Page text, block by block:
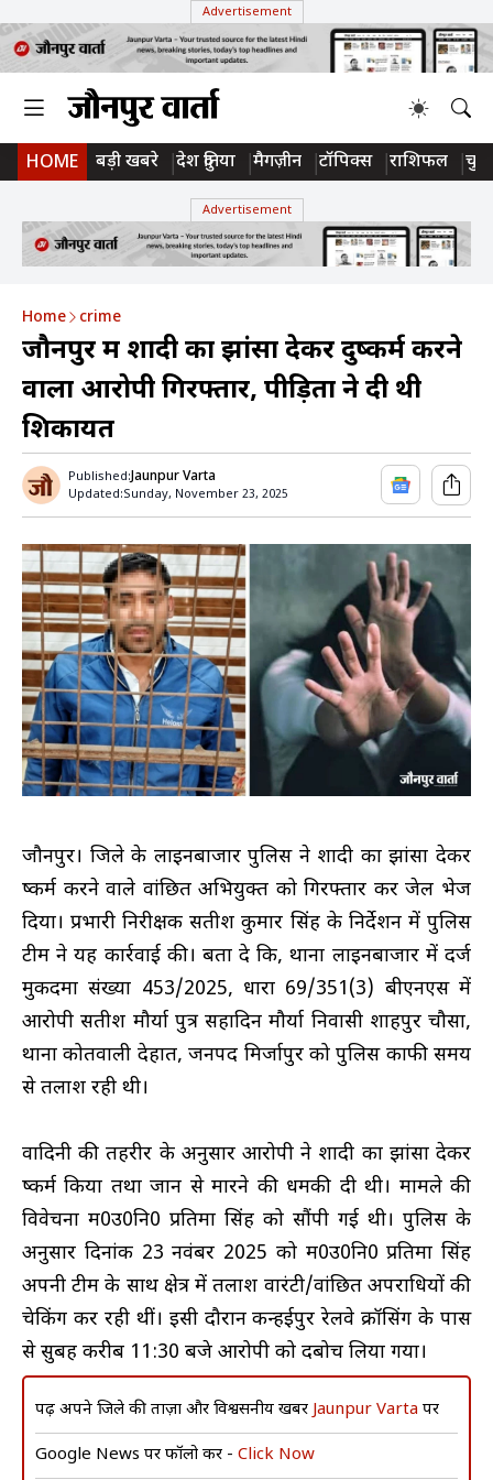
Advertisement
HOME बड़ी खबरे देश दुनिया मैगज़ीन टॉपिक्स राशिफल
Advertisement
Home crime
जौनपुर में शादी का झांसा देकर दुष्कर्म करने
वाला आरोपी गिरफ्तार, पीड़िता ने दी थी
शिकायत
Published:Jaunpur Varta
Updated:Sunday, November 23, 2025
जौनपुर। जिले के लाइनबाजार पुलिस ने शादी का झांसा देकर
दुष्कर्म करने वाले वांछित अभियुक्त को गिरफ्तार कर जेल भेज
दिया। प्रभारी निरीक्षक सतीश कुमार सिंह के निर्देशन में पुलिस
टीम ने यह कार्रवाई की। बता दे कि, थाना लाइनबाजार में दर्ज
मुकदमा संख्या 453/2025, धारा 69/351(3) बीएनएस में
आरोपी सतीश मौर्या पुत्र सहादिन मौर्या निवासी शाहपुर चौसा,
थाना कोतवाली देहात, जनपद मिर्जापुर को पुलिस काफी समय
से तलाश रही थी।
वादिनी की तहरीर के अनुसार आरोपी ने शादी का झांसा देकर
दुष्कर्म किया तथा जान से मारने की धमकी दी थी। मामले की
विवेचना म0उ0नि0 प्रतिमा सिंह को सौंपी गई थी। पुलिस के
अनुसार दिनांक 23 नवंबर 2025 को म0उ0नि0 प्रतिमा सिंह
अपनी टीम के साथ क्षेत्र में तलाश वारंटी/वांछित अपराधियों की
चेकिंग कर रही थीं। इसी दौरान कन्हईपुर रेलवे क्रॉसिंग के पास
से सुबह करीब 11:30 बजे आरोपी को दबोच लिया गया।
पढ़ें अपने जिले की ताज़ा और विश्वसनीय खबरें Jaunpur Varta पर
Google News पर फॉलो करें - Click Now